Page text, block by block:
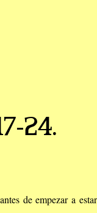
24.
de empezar a